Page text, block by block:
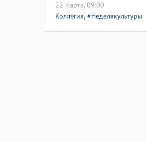
внешних связей
области и регионального
культуре
22 марта, 09:00
Коллегия, #Неделякультуры